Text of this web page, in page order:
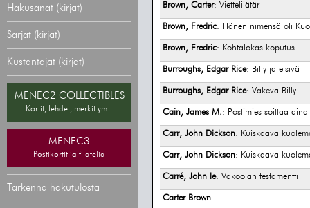
Hakusanat (kirjat)
Sarjat (kirjat)
Kustantajat (kirjat)
MENEC2 COLLECTIBLES
Kortit, lehdet, merkit ym...
MENEC3
Postikortit ja filatelia
Tarkenna hakutulosta
Brown, Carter: Viettelijätär
Brown, Fredric: Hänen nimensä oli
Brown, Fredric: Kohtalokas koputus
Burroughs, Edgar Rice: Billy ja etsivä
Burroughs, Edgar Rice: Väkevä Billy
Cain, James M.: Postimies soittaa aina
Carr, John Dickson: Kuiskaava
Carr, John Dickson: Kuiskaava
Carré, John le: Vakoojan testamentti
Carter Brown